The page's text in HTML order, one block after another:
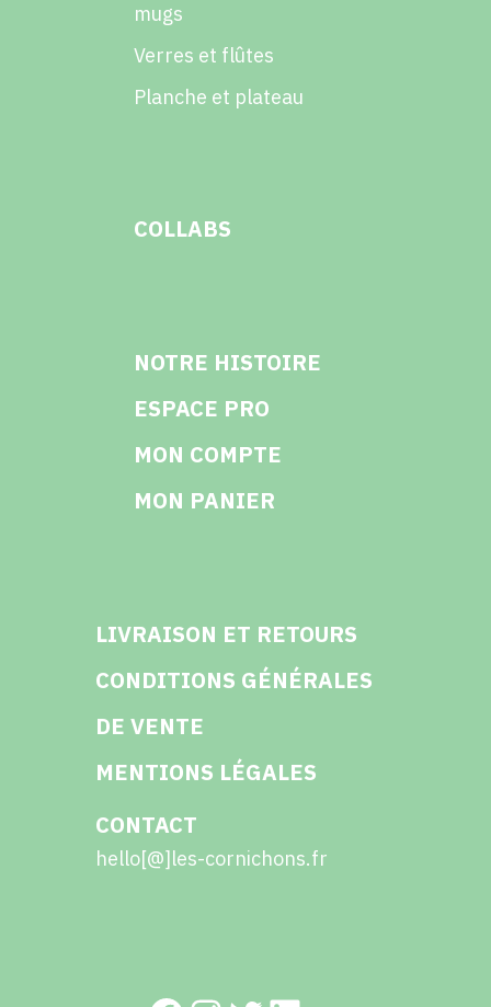
mugs
Verres et flûtes
Planche et plateau
COLLABS
NOTRE HISTOIRE
ESPACE PRO
MON COMPTE
MON PANIER
LIVRAISON ET RETOURS
CONDITIONS GÉNÉRALES
DE VENTE
MENTIONS LÉGALES
CONTACT
hello[@]les-cornichons.fr